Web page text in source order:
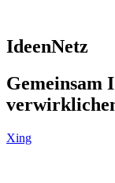
IdeenNetz
Gemeinsam
Xing